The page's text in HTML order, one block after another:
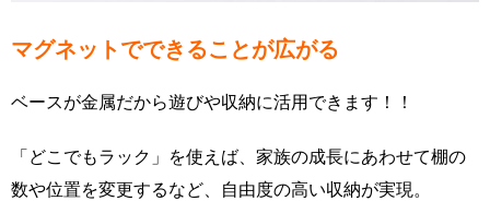
マグネットでできることが広がる
ベースが金属だから遊びや収納に活用できます！！
「どこでもラック」を使えば、家族の成長にあわせて棚の
数や位置を変更するなど、自由度の高い収納が実現。